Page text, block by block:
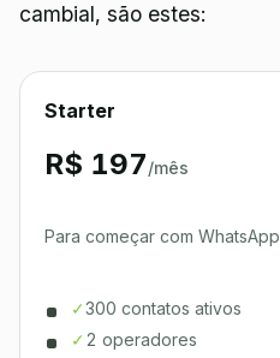
cambial, são estes:
Starter
R$ 197/mês
Para começar com
✓300 contatos ativos
✓ 2 operadores